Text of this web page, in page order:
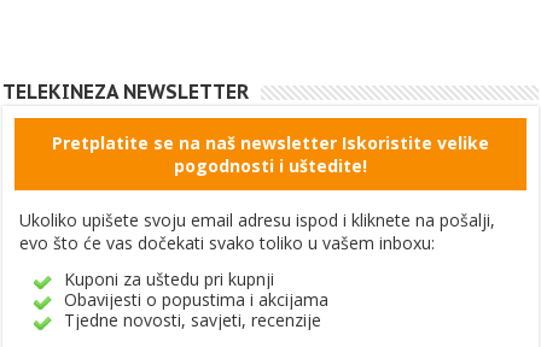
TELEKINEZA NEWSLETTER
Pretplatite se na naš newsletter Iskoristite velike
pogodnosti i uštedite!
Ukoliko upišete svoju email adresu ispod i kliknete na pošalji,
evo što će vas dočekati svako toliko u vašem inboxu:
Kuponi za uštedu pri kupnji
Obavijesti o popustima i akcijama
Tjedne novosti, savjeti, recenzije